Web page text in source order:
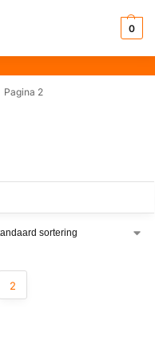
0
Pagina 2
2